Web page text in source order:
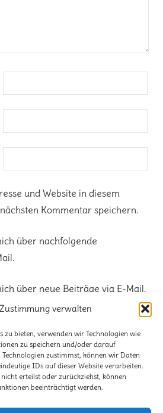
verwalten
zu bieten, verwenden wir Technologien wie
zu speichern und/oder darauf
Technologien zustimmst, können wir Daten
IDs auf dieser Website verarbeiten.
erteilst oder zurückziehst, können
beeinträchtigt werden.
und Website in diesem
Kommentar speichern.
über nachfolgende
über neue Beiträge via E-Mail.
Kontakt